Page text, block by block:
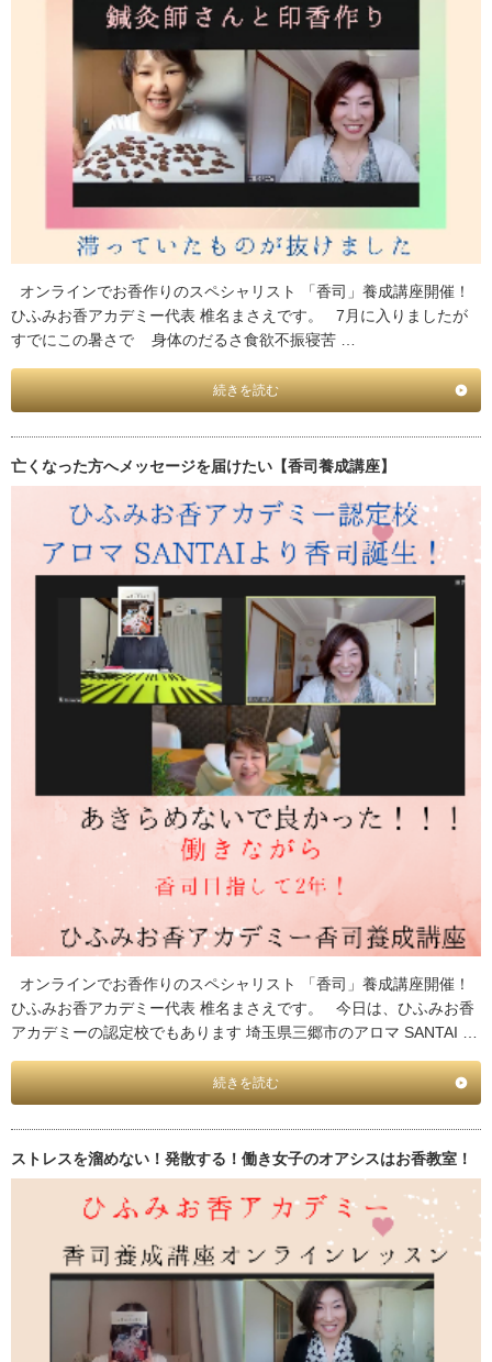
オンラインでお香作りのスペシャリスト 「香司」養成講座開催！
ひふみお香アカデミー代表 椎名まさえです。 7月に入りましたが
すでにこの暑さで 身体のだるさ食欲不振寝苦 …
続きを読む
亡くなった方へメッセージを届けたい【香司養成講座】
オンラインでお香作りのスペシャリスト 「香司」養成講座開催！
ひふみお香アカデミー代表 椎名まさえです。 今日は、ひふみお香
アカデミーの認定校でもあります 埼玉県三郷市のアロマ SANTAI …
続きを読む
ストレスを溜めない！発散する！働き女子のオアシスはお香教室！